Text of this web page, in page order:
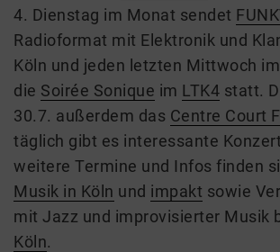
4. Dienstag im Monat sendet
Radioformat mit Elektronik und
Köln und jeden letzten Mittwoch
die Soirée Sonique im LTK4 statt.
30.7. außerdem das Centre Court
täglich gibt es interessante
weitere Termine und Infos finden
Musik in Köln und impakt sowie
mit Jazz und improvisierter Musik
Köln.